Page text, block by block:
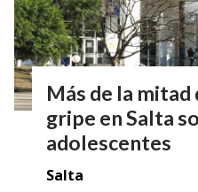
Más de la mitad
gripe en Salta
adolescentes
Salta